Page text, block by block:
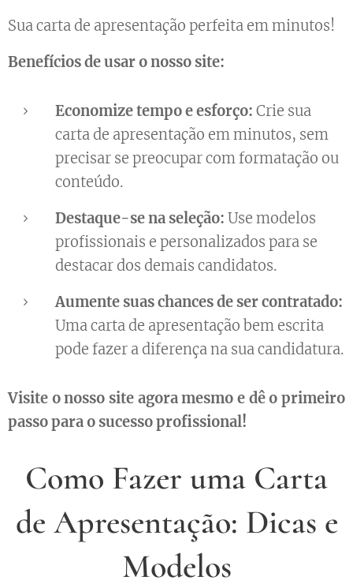
Sua carta de apresentação perfeita em minutos!
Benefícios de usar o nosso site:
Economize tempo e esforço: Crie sua
carta de apresentação em minutos, sem
precisar se preocupar com formatação ou
conteúdo.
Destaque-se na seleção: Use modelos
profissionais e personalizados para se
destacar dos demais candidatos.
Aumente suas chances de ser contratado:
Uma carta de apresentação bem escrita
pode fazer a diferença na sua candidatura.
Visite o nosso site agora mesmo e dê o primeiro
passo para o sucesso profissional!
Como Fazer uma Carta
de Apresentação: Dicas e
Modelos